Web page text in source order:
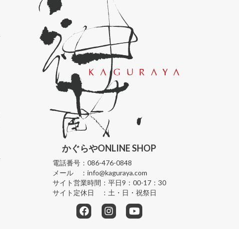
かぐらやONLINE SHOP
電話番号： 086-476-0848
メール ： info@kaguraya.com
サイト営業時間： 平日9：00-17：30
サイト定休日 ： 土・日・祝祭日